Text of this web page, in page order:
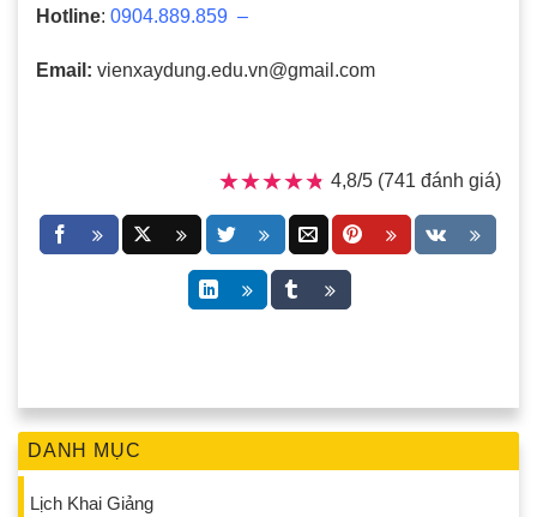
DANH MỤC
Lịch Khai Giảng
Hotline: 0904.889.859 –
Email: vienxaydung.edu.vn@gmail.com
★★★★★
★★★★★ 4,8/5 (741 đánh giá)